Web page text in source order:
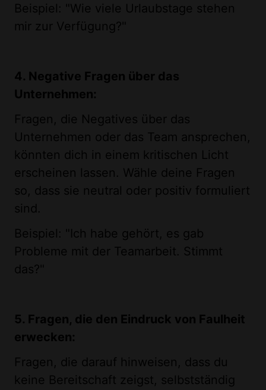
Beispiel: "Wie viele Urlaubstage stehen
mir zur Verfügung?"
4. Negative Fragen über das
Unternehmen:
Fragen, die Negatives über das
Unternehmen oder das Team ansprechen,
könnten dich in einem kritischen Licht
erscheinen lassen. Wähle deine Fragen
so, dass sie neutral oder positiv formuliert
sind.
Beispiel: "Ich habe gehört, es gab
Probleme mit der Teamarbeit. Stimmt
das?"
5. Fragen, die den Eindruck von Faulheit
erwecken:
Fragen, die darauf hinweisen, dass du
keine Bereitschaft zeigst, selbstständig